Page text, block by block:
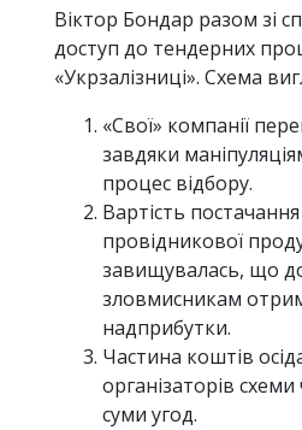
Віктор Бондар разом зі
доступ до тендерних
«Укрзалізниці». Схема
«Свої» компанії
завдяки
процес відбору.
Вартість
провідникової
завищувалась, що
зловмисникам
надприбутки.
Частина коштів
організаторів схеми
суми угод.